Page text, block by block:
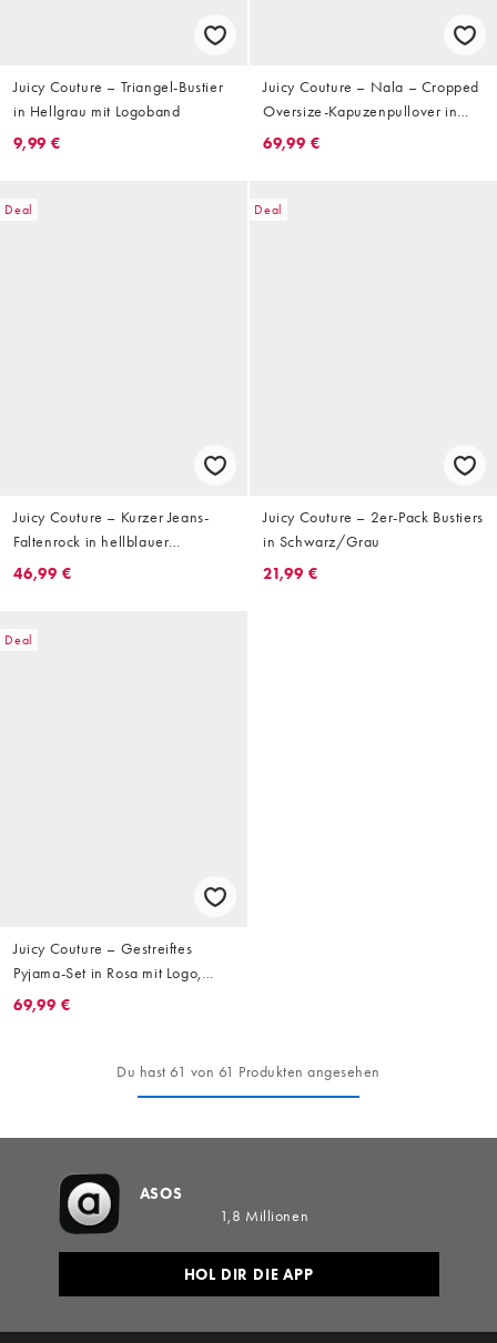
Juicy Couture – Triangel-Bustier
in Hellgrau mit Logoband
9,99 €
Juicy Couture – Nala – Cropped
Oversize-Kapuzenpullover in
Schwarz mit College-Design
69,99 €
Deal
Juicy Couture – Kurzer Jeans-
Faltenrock in hellblauer
Waschung mit Strass-Logo,
46,99 €
Deal
Juicy Couture – 2er-Pack Bustiers
in Schwarz/Grau
21,99 €
Deal
Juicy Couture – Gestreiftes
Pyjama-Set in Rosa mit Logo,
bestehend aus Hemd und Hose
69,99 €
Du hast 61 von 61 Produkten angesehen
ASOS
1,8 Millionen
HOL DIR DIE APP